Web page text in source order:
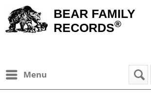
BEAR FAMILY
RECORDS®
Menu